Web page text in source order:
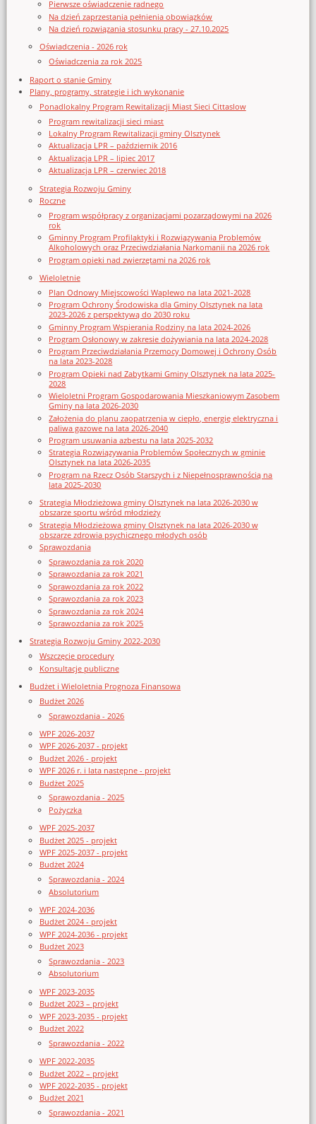
Pierwsze oświadczenie radnego
Na dzień zaprzestania pełnienia obowiązków
Na dzień rozwiązania stosunku pracy - 27.10.2025
Oświadczenia - 2026 rok
Oświadczenia za rok 2025
Raport o stanie Gminy
Plany, programy, strategie i ich wykonanie
Ponadlokalny Program Rewitalizacji Miast Sieci Cittaslow
Program rewitalizacji sieci miast
Lokalny Program Rewitalizacji gminy Olsztynek
Aktualizacja LPR – październik 2016
Aktualizacja LPR – lipiec 2017
Aktualizacja LPR – czerwiec 2018
Strategia Rozwoju Gminy
Roczne
Program współpracy z organizacjami pozarządowymi na 2026
rok
Gminny Program Profilaktyki i Rozwiązywania Problemów
Alkoholowych oraz Przeciwdziałania Narkomanii na 2026 rok
Program opieki nad zwierzętami na 2026 rok
Wieloletnie
Plan Odnowy Miejscowości Waplewo na lata 2021-2028
Program Ochrony Środowiska dla Gminy Olsztynek na lata
2023-2026 z perspektywą do 2030 roku
Gminny Program Wspierania Rodziny na lata 2024-2026
Program Osłonowy w zakresie dożywiania na lata 2024-2028
Program Przeciwdziałania Przemocy Domowej i Ochrony Osób
na lata 2023-2028
Program Opieki nad Zabytkami Gminy Olsztynek na lata 2025-
2028
Wieloletni Program Gospodarowania Mieszkaniowym Zasobem
Gminy na lata 2026-2030
Założenia do planu zaopatrzenia w ciepło, energię elektryczna i
paliwa gazowe na lata 2026-2040
Program usuwania azbestu na lata 2025-2032
Strategia Rozwiązywania Problemów Społecznych w gminie
Olsztynek na lata 2026-2035
Program na Rzecz Osób Starszych i z Niepełnosprawnością na
lata 2025-2030
Strategia Młodzieżowa gminy Olsztynek na lata 2026-2030 w
obszarze sportu wśród młodzieży
Strategia Młodzieżowa gminy Olsztynek na lata 2026-2030 w
obszarze zdrowia psychicznego młodych osób
Sprawozdania
Sprawozdania za rok 2020
Sprawozdania za rok 2021
Sprawozdania za rok 2022
Sprawozdania za rok 2023
Sprawozdania za rok 2024
Sprawozdania za rok 2025
Strategia Rozwoju Gminy 2022-2030
Wszczęcie procedury
Konsultacje publiczne
Budżet i Wieloletnia Prognoza Finansowa
Budżet 2026
Sprawozdania - 2026
WPF 2026-2037
WPF 2026-2037 - projekt
Budżet 2026 - projekt
WPF 2026 r. i lata następne - projekt
Budżet 2025
Sprawozdania - 2025
Pożyczka
WPF 2025-2037
Budżet 2025 - projekt
WPF 2025-2037 - projekt
Budżet 2024
Sprawozdania - 2024
Absolutorium
WPF 2024-2036
Budżet 2024 - projekt
WPF 2024-2036 - projekt
Budżet 2023
Sprawozdania - 2023
Absolutorium
WPF 2023-2035
Budżet 2023 – projekt
WPF 2023-2035 - projekt
Budżet 2022
Sprawozdania - 2022
WPF 2022-2035
Budżet 2022 – projekt
WPF 2022-2035 - projekt
Budżet 2021
Sprawozdania - 2021